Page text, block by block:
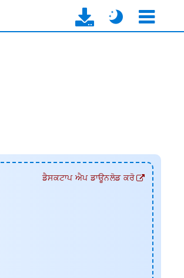
ਡੈਸਕਟਾਪ ਐਪ ਡਾਊਨਲੋਡ ਕਰੋ